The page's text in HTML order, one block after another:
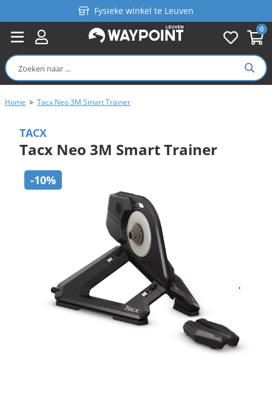
0
Fysieke winkel te Leuven
Persoonlijk advies
Gratis verzending in België vanaf €99
Home > Tacx Neo 3M Smart Trainer
TACX
Tacx Neo 3M Smart Trainer
-10%